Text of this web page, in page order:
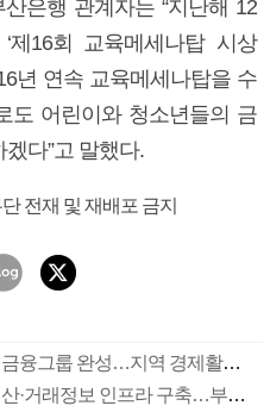
은행 관계자는 “지난해 12
제16회 교육메세나탑 시상
년 연속 교육메세나탑을 수
도 어린이와 청소년들의 금
다”고 말했다.
전재 및 재배포 금지
BNK금융그룹- 2030년 초일류 금융그룹 완성…지역 경제활성화·사회공헌 ‘상생’
한국거래소- 야간시장 개설, 청산·거래정보 인프라 구축…부산 금융중심지 박차